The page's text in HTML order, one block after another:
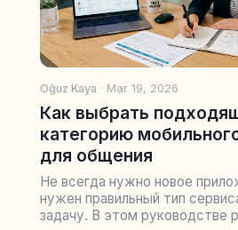
Oğuz Kaya · Mar 19, 2026
Как выбрать
категорию
для общения
Не всегда нужно новое
нужен правильный тип
задачу. В этом руководстве